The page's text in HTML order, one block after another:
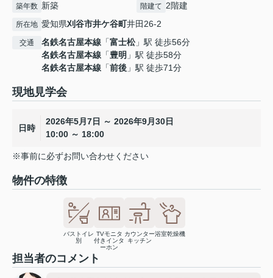
築年数 新築 階建て 2階建
所在地 愛知県刈谷市井ケ谷町井田26-2
交通 名鉄名古屋本線 「富士松」駅 徒歩56分
名鉄名古屋本線 「豊明 」駅 徒歩58分
名鉄名古屋本線 「前後 」駅 徒歩71分
現地見学会
日時
2026年5月7日 ～ 2026年9月30日
10:00 ～ 18:00
※事前に必ずお問い合わせください
物件の特徴
バストイレ
別
TVモニタ
付きインタ
ーホン
カウンター
キッチン
浴室乾燥機
担当者のコメント